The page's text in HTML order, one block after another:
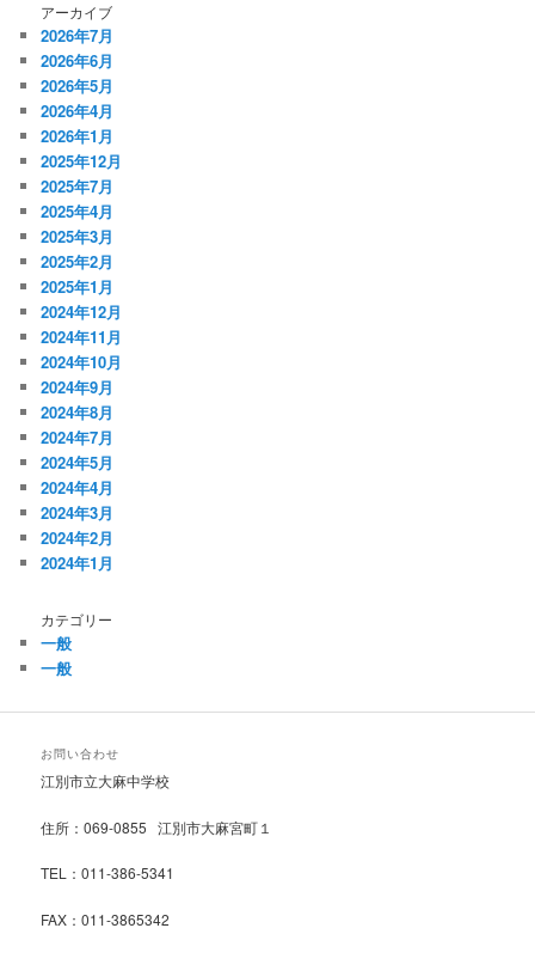
アーカイブ
2026年7月
2026年6月
2026年5月
2026年4月
2026年1月
2025年12月
2025年7月
2025年4月
2025年3月
2025年2月
2025年1月
2024年12月
2024年11月
2024年10月
2024年9月
2024年8月
2024年7月
2024年5月
2024年4月
2024年3月
2024年2月
2024年1月
カテゴリー
一般
一般
お問い合わせ
江別市立大麻中学校
住所：069-0855 江別市大麻宮町１
TEL：011-386-5341
FAX：011-3865342